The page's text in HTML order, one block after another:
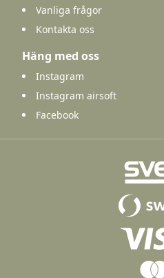
Vanliga frågor
Kontakta oss
Häng med oss
Instagram
Instagram airsoft
Facebook